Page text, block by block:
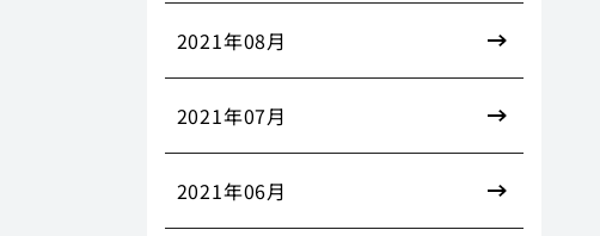
2021年08月
2021年07月
2021年06月